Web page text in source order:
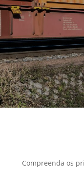
Compreenda os